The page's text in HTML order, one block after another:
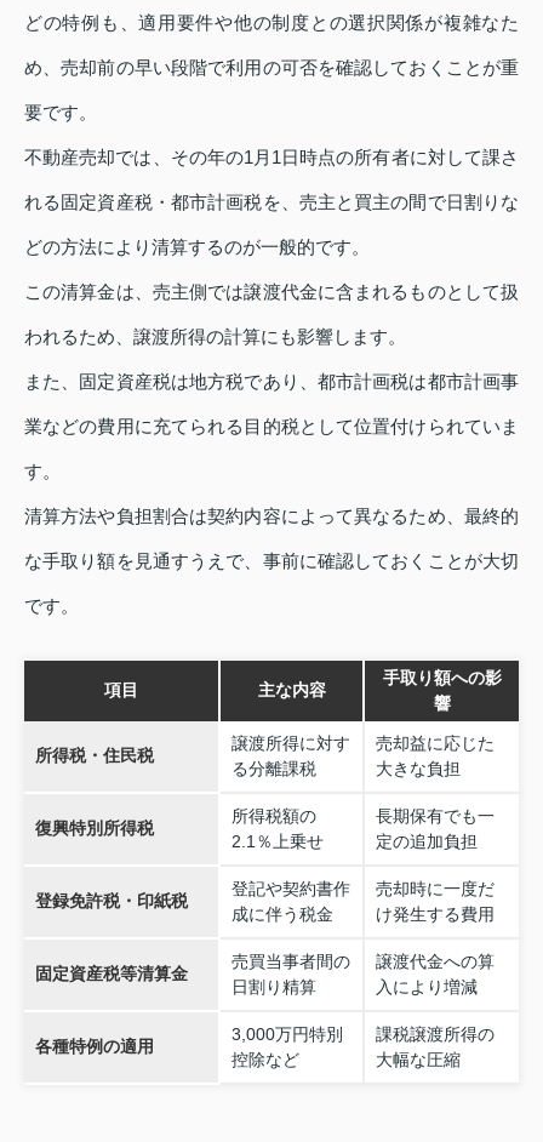
どの特例も、適用要件や他の制度との選択関係が複雑なた
め、売却前の早い段階で利用の可否を確認しておくことが重
要です。
不動産売却では、その年の1月1日時点の所有者に対して課さ
れる固定資産税・都市計画税を、売主と買主の間で日割りな
どの方法により清算するのが一般的です。
この清算金は、売主側では譲渡代金に含まれるものとして扱
われるため、譲渡所得の計算にも影響します。
また、固定資産税は地方税であり、都市計画税は都市計画事
業などの費用に充てられる目的税として位置付けられていま
す。
清算方法や負担割合は契約内容によって異なるため、最終的
な手取り額を見通すうえで、事前に確認しておくことが大切
です。
項目 主な内容
手取り額への影
響
所得税・住民税
譲渡所得に対す
る分離課税
売却益に応じた
大きな負担
復興特別所得税
所得税額の
2.1％上乗せ
長期保有でも一
定の追加負担
登録免許税・印紙税
登記や契約書作
成に伴う税金
売却時に一度だ
け発生する費用
固定資産税等清算金
売買当事者間の
日割り精算
譲渡代金への算
入により増減
各種特例の適用
3,000万円特別
控除など
課税譲渡所得の
大幅な圧縮